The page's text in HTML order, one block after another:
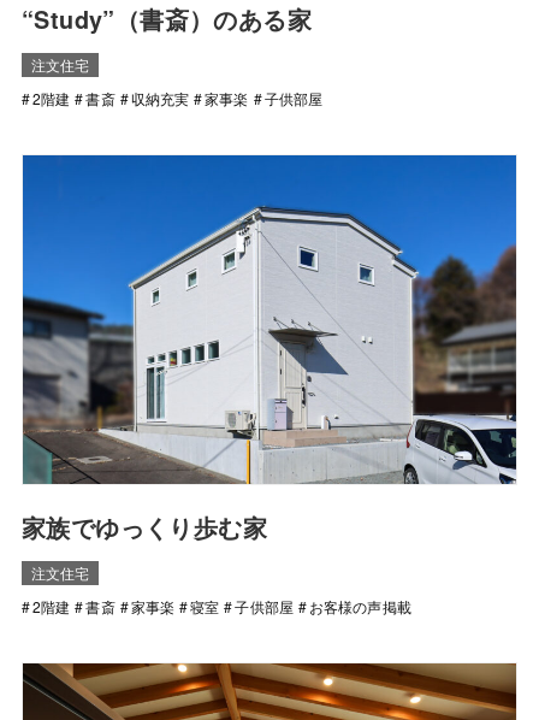
“Study”（書斎）のある家
注文住宅
2階建
書斎 収納充実 家事楽 子供部屋
家族でゆっくり歩む家
注文住宅
2階建
書斎 家事楽 寝室 子供部屋 お客様の声掲載